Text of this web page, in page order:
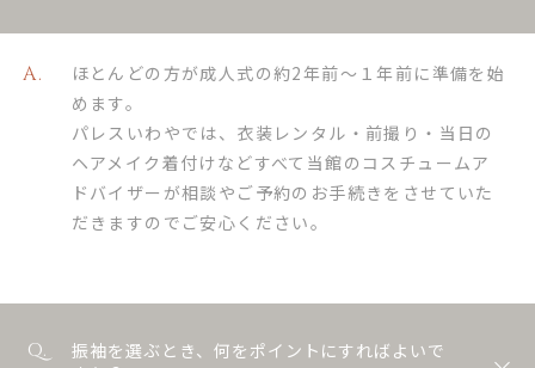
ほとんどの方が成人式の約2年前〜１年前に準備を始
めます。
パレスいわやでは、衣装レンタル・前撮り・当日の
ヘアメイク着付けなどすべて当館のコスチュームア
ドバイザーが相談やご予約のお手続きをさせていた
だきますのでご安心ください。
振袖を選ぶとき、何をポイントにすればよいで